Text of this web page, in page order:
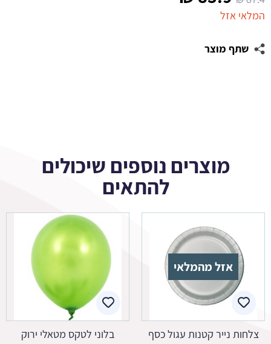
המקורי
היה:
המלאי אזל
שתף מוצר
מוצרים נוספים שיכולים
להתאים
אזל מהמלאי
צלחות נייר קטנות עגול כסף בלוני לטקס מטאלי ירוק